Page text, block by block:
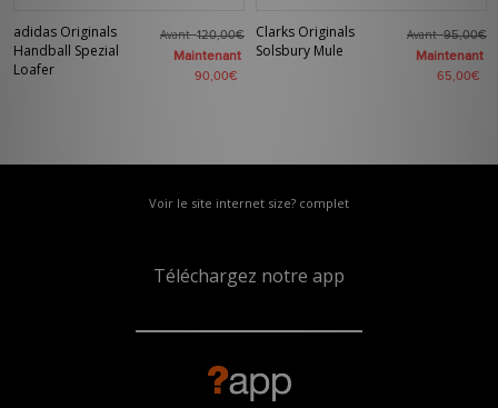
adidas Originals
Handball Spezial
Loafer
Avant120,00€
Maintenant
90,00€
Clarks Originals
Solsbury Mule
Avant95,00€
Maintenant
65,00€
Voir le site internet size? complet
Téléchargez notre app